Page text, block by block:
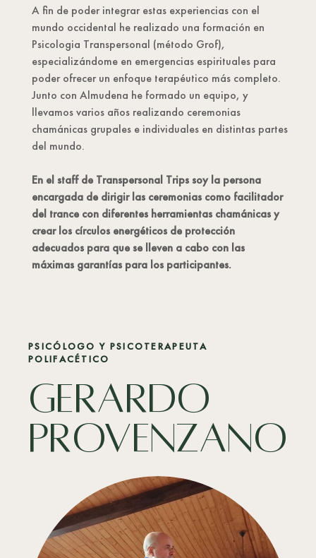
A fin de poder integrar estas experiencias con el
mundo occidental he realizado una formación en
Psicologia Transpersonal (método Grof),
especializándome en emergencias espirituales para
poder ofrecer un enfoque terapéutico más completo.
Junto con Almudena he formado un equipo, y
llevamos varios años realizando ceremonias
chamánicas grupales e individuales en distintas partes
del mundo.
En el staff de Transpersonal Trips soy la persona
encargada de dirigir las ceremonias como facilitador
del trance con diferentes herramientas chamánicas y
crear los círculos energéticos de protección
adecuados para que se lleven a cabo con las
máximas garantías para los participantes.
PSICÓLOGO Y PSICOTERAPEUTA
POLIFACÉTICO
GERARDO
provenzano